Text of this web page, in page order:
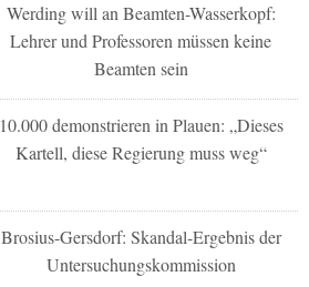
Werding will an Beamten-Wasserkopf:
Lehrer und Professoren müssen keine
Beamten sein
10.000 demonstrieren in Plauen: „Dieses
Kartell, diese Regierung muss weg“
Brosius-Gersdorf: Skandal-Ergebnis der
Untersuchungskommission